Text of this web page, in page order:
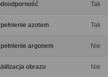
Tak
azotem Tak
argonem Nie
obrazu Nie